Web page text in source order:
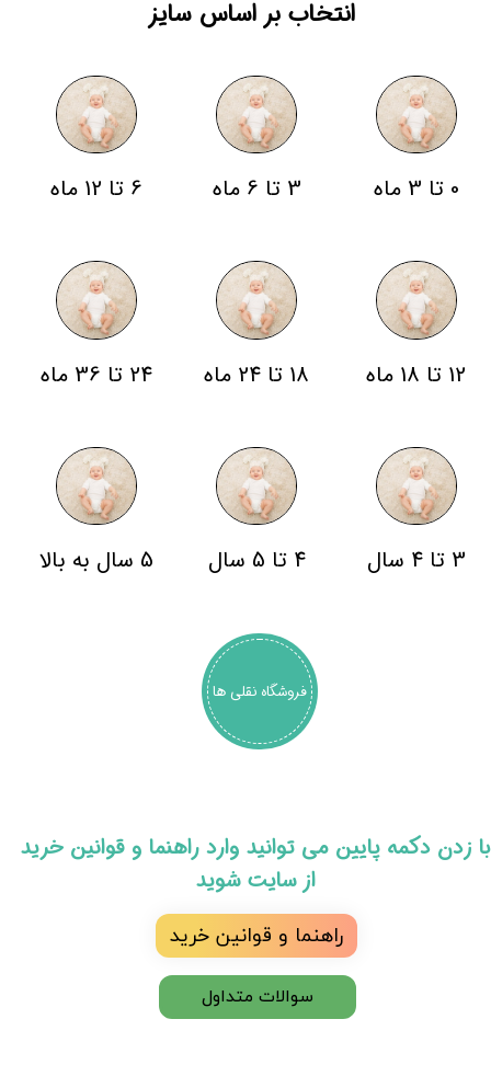
0 تا 3 ماه 3 تا 6 ماه 6 تا 12 ماه
12 تا 18 ماه 18 تا 24 ماه 24 تا 36 ماه
3 تا 4 سال 4 تا 5 سال 5 سال به بالا
انتخاب بر اساس سایز
فروشگاه نقلی ها
​​با زدن دکمه پایین می توانید وارد راهنما و قوانین خرید
از سایت شوید
راهنما و قوانین خرید
سوالات متداول